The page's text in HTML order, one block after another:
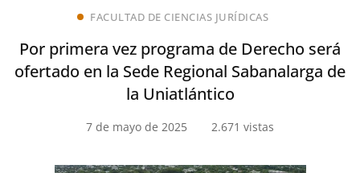
FACULTAD DE CIENCIAS JURÍDICAS
Por primera vez programa de Derecho será
ofertado en la Sede Regional Sabanalarga de
la Uniatlántico
7 de mayo de 2025 2.671 vistas